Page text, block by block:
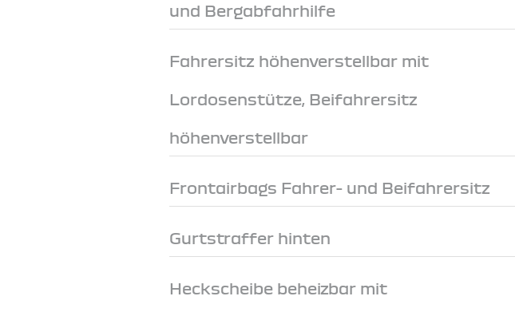
und Bergabfahrhilfe
Fahrersitz höhenverstellbar mit
Lordosenstütze, Beifahrersitz
höhenverstellbar
Frontairbags Fahrer- und Beifahrersitz
Gurtstraffer hinten
Heckscheibe beheizbar mit